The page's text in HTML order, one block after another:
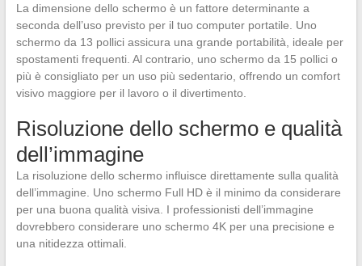
La dimensione dello schermo è un fattore determinante a
seconda dell’uso previsto per il tuo computer portatile. Uno
schermo da 13 pollici assicura una grande portabilità, ideale per
spostamenti frequenti. Al contrario, uno schermo da 15 pollici o
più è consigliato per un uso più sedentario, offrendo un comfort
visivo maggiore per il lavoro o il divertimento.
Risoluzione dello schermo e qualità
dell’immagine
La risoluzione dello schermo influisce direttamente sulla qualità
dell’immagine. Uno schermo Full HD è il minimo da considerare
per una buona qualità visiva. I professionisti dell’immagine
dovrebbero considerare uno schermo 4K per una precisione e
una nitidezza ottimali.